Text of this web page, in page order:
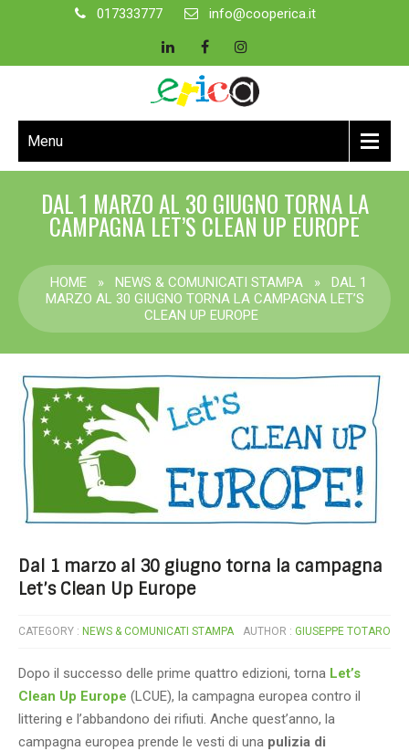
017333777 info@cooperica.it
Menu
DAL 1 MARZO AL 30 GIUGNO TORNA LA
CAMPAGNA LET’S CLEAN UP EUROPE
HOME » NEWS & COMUNICATI STAMPA »
DAL 1
MARZO AL 30 GIUGNO TORNA LA CAMPAGNA LET’S
CLEAN UP EUROPE
Dal 1 marzo al 30 giugno torna la campagna
Let’s Clean Up Europe
CATEGORY : NEWS & COMUNICATI STAMPA AUTHOR : GIUSEPPE TOTARO
Dopo il successo delle prime quattro edizioni, torna Let’s
Clean Up Europe (LCUE), la campagna europea contro il
littering e l’abbandono dei rifiuti. Anche quest’anno, la
campagna europea prende le vesti di una pulizia di